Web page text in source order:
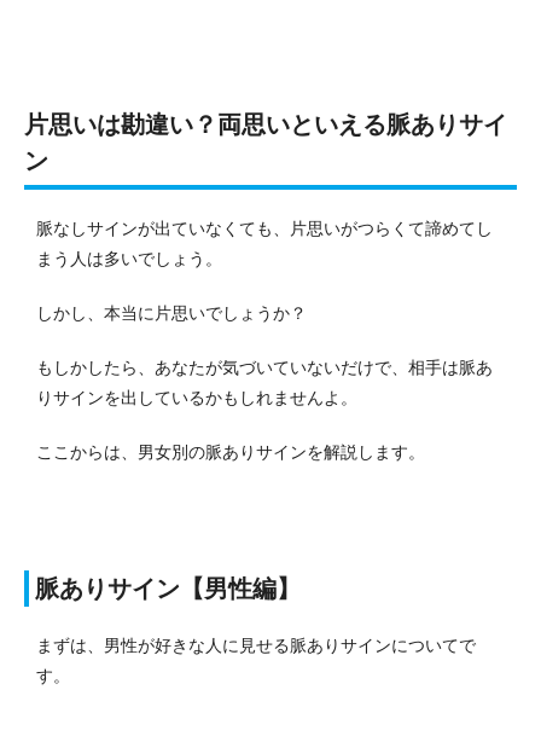
片思いは勘違い？両思いといえる脈ありサイ
ン
脈なしサインが出ていなくても、片思いがつらくて諦めてし
まう人は多いでしょう。
しかし、本当に片思いでしょうか？
もしかしたら、あなたが気づいていないだけで、相手は脈あ
りサインを出しているかもしれませんよ。
ここからは、男女別の脈ありサインを解説します。
脈ありサイン【男性編】
まずは、男性が好きな人に見せる脈ありサインについてで
す。